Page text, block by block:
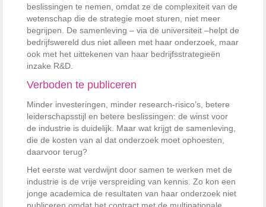
beslissingen te ­nemen, omdat ze de complexiteit van de
­wetenschap die de strategie moet ­sturen, niet meer
begrijpen. De ­samenleving – via de universiteit –helpt de
bedrijfswereld dus niet ­alleen met haar onderzoek, maar
ook met het uittekenen van haar bedrijfs­strategieën
inzake R&D.
Verboden te publiceren
Minder investeringen, minder ­research-risico’s, betere
leiderschapsstijl en betere beslissingen: de winst voor
de industrie is duidelijk. Maar wat krijgt de samenleving,
die de kosten van al dat onderzoek moet ophoesten,
daarvoor terug?
Het eerste wat verdwijnt door ­samen te werken met de
industrie is de vrije verspreiding van kennis. Zo kon een
jonge academica de resul­taten van haar onderzoek niet
publiceren omdat het contract met de multinationale